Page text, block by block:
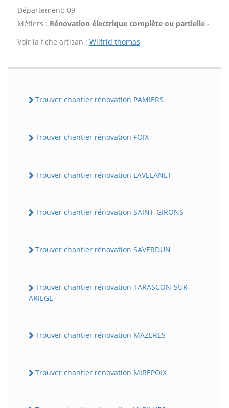
Département: 09
Métiers : Rénovation électrique complète ou partielle -
Voir la fiche artisan : Wilfrid thomas
Trouver chantier rénovation PAMIERS
Trouver chantier rénovation FOIX
Trouver chantier rénovation LAVELANET
Trouver chantier rénovation SAINT-GIRONS
Trouver chantier rénovation SAVERDUN
Trouver chantier rénovation TARASCON-SUR-
ARIEGE
Trouver chantier rénovation MAZERES
Trouver chantier rénovation MIREPOIX